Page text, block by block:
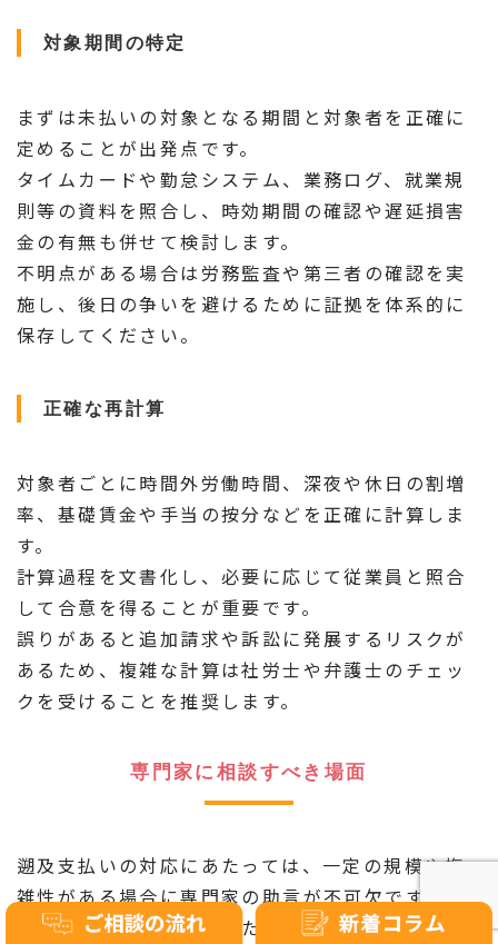
対象期間の特定
まずは未払いの対象となる期間と対象者を正確に
定めることが出発点です。
タイムカードや勤怠システム、業務ログ、就業規
則等の資料を照合し、時効期間の確認や遅延損害
金の有無も併せて検討します。
不明点がある場合は労務監査や第三者の確認を実
施し、後日の争いを避けるために証拠を体系的に
保存してください。
正確な再計算
対象者ごとに時間外労働時間、深夜や休日の割増
率、基礎賃金や手当の按分などを正確に計算しま
す。
計算過程を文書化し、必要に応じて従業員と照合
して合意を得ることが重要です。
誤りがあると追加請求や訴訟に発展するリスクが
あるため、複雑な計算は社労士や弁護士のチェッ
クを受けることを推奨します。
専門家に相談すべき場面
遡及支払いの対応にあたっては、一定の規模や複
雑性がある場合に専門家の助言が不可欠です。
税務・社保の扱いが絡むため、税理士・社会保険